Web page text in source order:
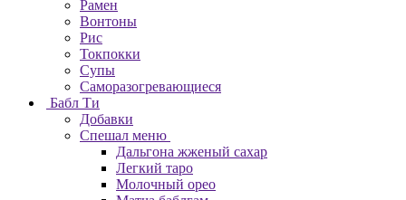
Рамен
Вонтоны
Рис
Токпокки
Супы
Саморазогревающиеся
Бабл Ти
Добавки
Спешал меню
Дальгона жженый сахар
Легкий таро
Молочный орео